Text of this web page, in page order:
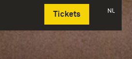
Tickets NL
Deutsch